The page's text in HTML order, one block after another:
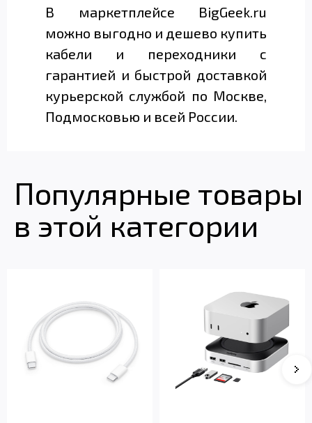
В маркетплейсе BigGeek.ru
можно выгодно и дешево купить
кабели и переходники с
гарантией и быстрой доставкой
курьерской службой по Москве,
Подмосковью и всей России.
Популярные товары
в этой категории